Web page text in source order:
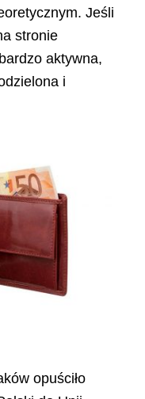
Jeśli
stronie
aktywna,
i
opuściło